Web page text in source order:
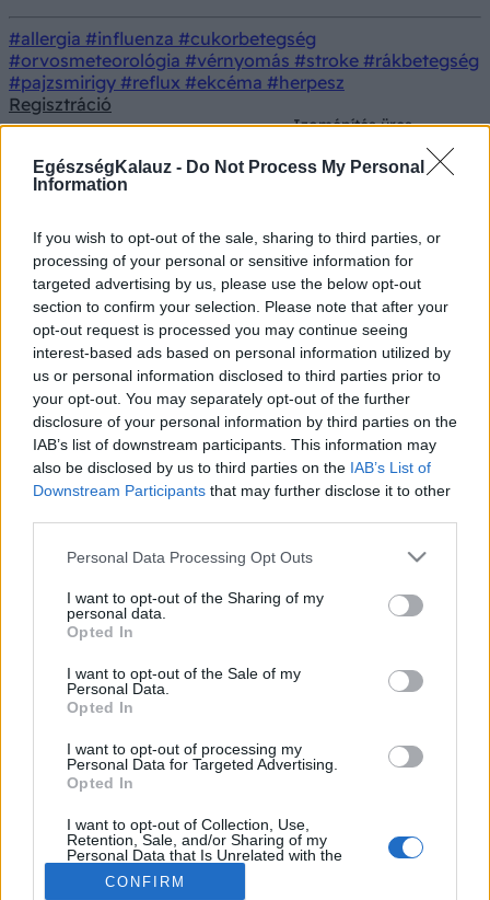
EgészségKalauz - Do Not Process My Personal
Information
If you wish to opt-out of the sale, sharing to third parties, or
processing of your personal or sensitive information for
targeted advertising by us, please use the below opt-out
section to confirm your selection. Please note that after your
opt-out request is processed you may continue seeing
interest-based ads based on personal information utilized by
us or personal information disclosed to third parties prior to
your opt-out. You may separately opt-out of the further
disclosure of your personal information by third parties on the
IAB’s list of downstream participants. This information may
also be disclosed by us to third parties on the IAB’s List of
Downstream Participants that may further disclose it to other
Please note that this website/app uses one or more Google
not limited to your visit or usage behaviour. You may click to
grant or deny consent to Google and its third-party tags to
use your data for below specified purposes in below Google
consent section.
Personal Data Processing Opt Outs
I want to opt-out of the Sharing of my
personal data.
Opted In
I want to opt-out of the Sale of my
Personal Data.
Opted In
I want to opt-out of processing my
Personal Data for Targeted Advertising.
Opted In
I want to opt-out of Collection, Use,
Retention, Sale, and/or Sharing of my
Personal Data that Is Unrelated with the
Purposes for which it was collected.
Opted Out
CONFIRM
#allergia #influenza #cukorbetegség
#orvosmeteorológia #vérnyomás #stroke #rákbetegség
#pajzsmirigy #reflux #ekcéma #herpesz
Regisztráció
Izomépítés üres
gyomorra: a szakértők
elárulják, mi legyen az
Izomépítés üres gyomorra: a
szakértők elárulják, mi legyen az
első falat reggel